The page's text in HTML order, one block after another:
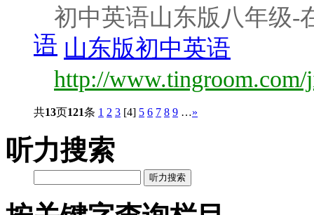
初中英语山东版八年级-
语 山东版初中英语
http://
共13页121条 1 2 3 [4] 5 6 7 8 9 …»
听力搜索
听力搜索